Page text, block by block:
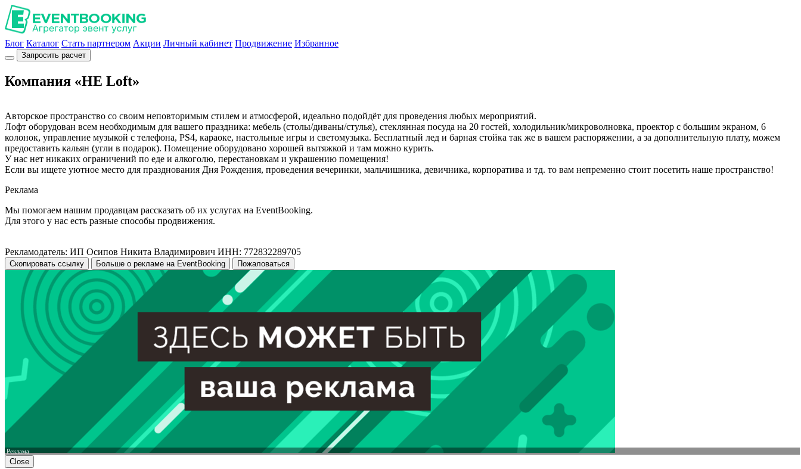
Блог Каталог Стать партнером Акции Личный кабинет Продвижение Избранное
Запросить расчет
Компания «НЕ Loft»
Авторское пространство со своим неповторимым стилем и атмосферой, идеально подойдёт для проведения любых мероприятий.
Лофт оборудован всем необходимым для вашего праздника: мебель (столы/диваны/стулья), стеклянная посуда на 20 гостей, холодильник/микроволновка, проектор с большим экраном, 6
колонок, управление музыкой с телефона, PS4, караоке, настольные игры и светомузыка. Бесплатный лед и барная стойка так же в вашем распоряжении, а за дополнительную плату, можем
предоставить кальян (угли в подарок). Помещение оборудовано хорошей вытяжкой и там можно курить.
У нас нет никаких ограничений по еде и алкоголю, перестановкам и украшению помещения!
Если вы ищете уютное место для празднования Дня Рождения, проведения вечеринки, мальчишника, девичника, корпоратива и тд. то вам непременно стоит посетить наше пространство!
Реклама
Мы помогаем нашим продавцам рассказать об их услугах на EventBooking.
Для этого у нас есть разные способы продвижения.
Рекламодатель: ИП Осипов Никита Владимирович ИНН: 772832289705
Скопировать ссылку Больше о рекламе на EventBooking Пожаловаться
Реклама
Close